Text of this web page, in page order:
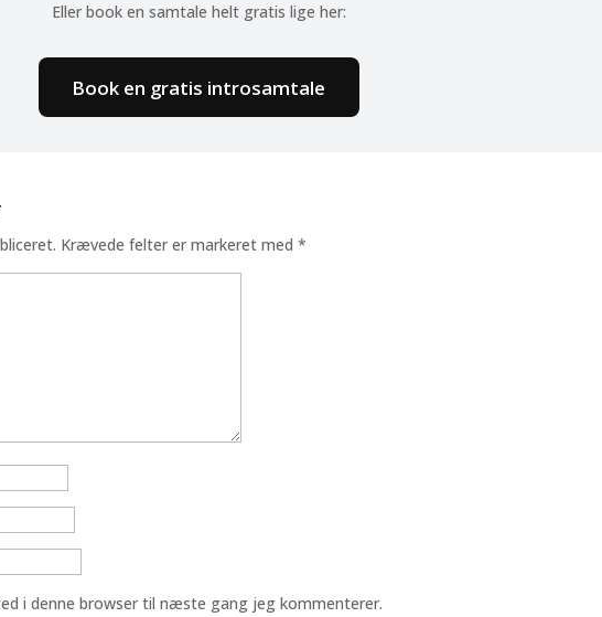
Eller book en samtale helt gratis lige her:
Book en gratis introsamtale
Krævede felter er markeret med*
i denne browser til næste gang jeg kommenterer.